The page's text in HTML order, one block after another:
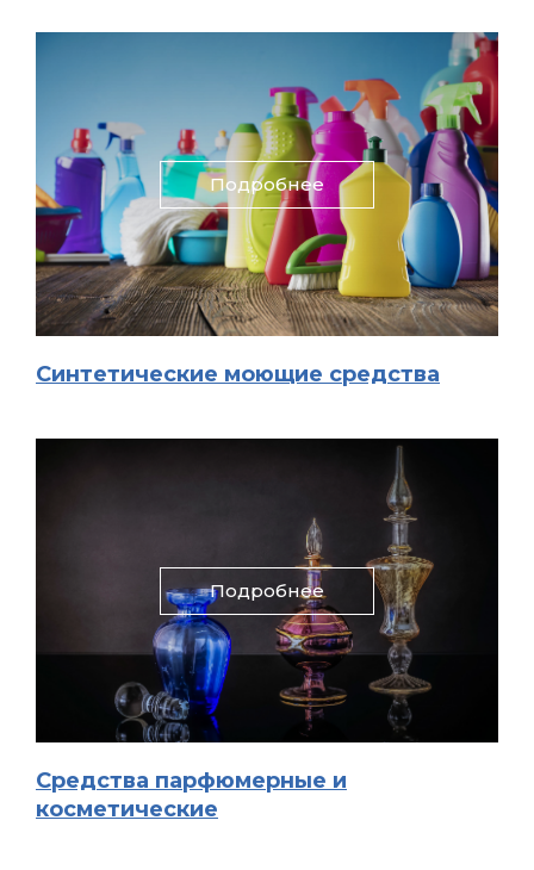
Подробнее
Синтетические моющие средства
Подробнее
Средства парфюмерные и
косметические